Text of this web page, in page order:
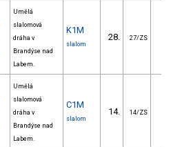
Umělá
slalomová
dráha v
Brandýse nad
Labem.
K1M
slalom
28. 27/ZS
Umělá
slalomová
dráha v
Brandýse nad
Labem.
C1M
slalom
14. 14/ZS